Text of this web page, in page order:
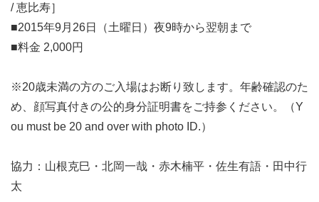
/ 恵比寿］
■2015年9月26日（土曜日）夜9時から翌朝まで
■料金 2,000円
※20歳未満の方のご入場はお断り致します。年齢確認のた
め、顔写真付きの公的身分証明書をご持参ください。（Y
ou must be 20 and over with photo ID.）
協力：山根克巳・北岡一哉・赤木楠平・佐生有語・田中行
太